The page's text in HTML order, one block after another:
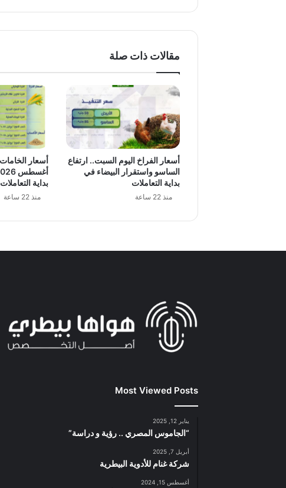
مقالات ذات صلة
أسعار الفراخ اليوم السبت.. ارتفاع
الساسو واستقرار البيضاء في
بداية التعاملات
منذ 22 ساعة
بداية التعاملات
منذ 22 ساعة
Most Viewed Posts
يناير 12, 2025
“الجاموس المصري .. رؤية و دراسة”
أبريل 7, 2025
شركة غنام للأدوية البيطرية
أغسطس 15, 2024